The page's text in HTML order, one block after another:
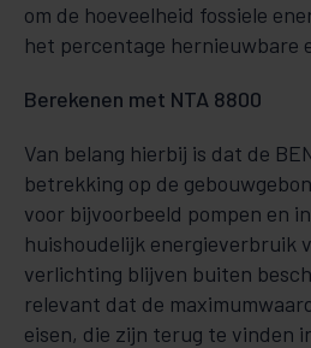
om de hoeveelheid fossiele
het percentage hernieuwbare
Berekenen met NTA 8800
Van belang hierbij is dat de
betrekking op de
voor bijvoorbeeld pompen en
huishoudelijk energieverbruik
verlichting blij­ven buiten
relevant dat de
eisen, die zijn te­rug te vinden